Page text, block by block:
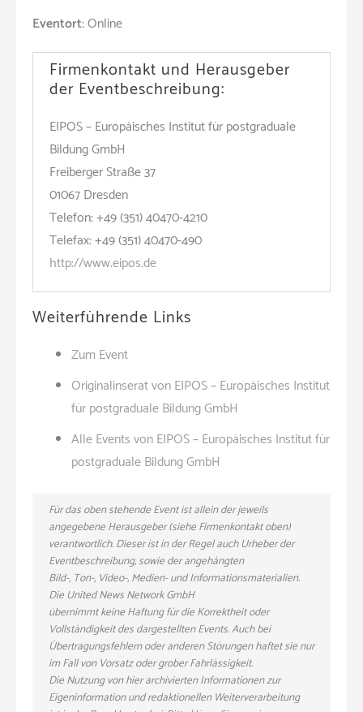
Eventort:Online
Firmenkontakt und Herausgeber
der Eventbeschreibung:
EIPOS – Europäisches Institut für postgraduale
Bildung GmbH
Freiberger Straße 37
01067 Dresden
Telefon: +49 (351) 40470-4210
Telefax: +49 (351) 40470-490
http://www.eipos.de
Weiterführende Links
Zum Event
Originalinserat von EIPOS – Europäisches Institut
für postgraduale Bildung GmbH
Alle Events von EIPOS – Europäisches Institut für
postgraduale Bildung GmbH
Für das oben stehende Event ist allein der jeweils
angegebene Herausgeber (siehe Firmenkontakt oben)
verantwortlich. Dieser ist in der Regel auch Urheber der
Eventbeschreibung, sowie der angehängten
Bild-, Ton-, Video-, Medien- und Informationsmaterialien.
Die United News Network GmbH
übernimmt keine Haftung für die Korrektheit oder
Vollständigkeit des dargestellten Events. Auch bei
Übertragungsfehlern oder anderen Störungen haftet sie nur
im Fall von Vorsatz oder grober Fahrlässigkeit.
Die Nutzung von hier archivierten Informationen zur
Eigeninformation und redaktionellen Weiterverarbeitung